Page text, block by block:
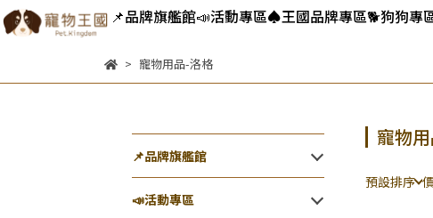
📌品牌旗艦館📣活動專區♠王國品牌專區🐕️狗狗專
寵物用品-洛格
📌品牌旗艦館
📣活動專區
寵物
預設排序